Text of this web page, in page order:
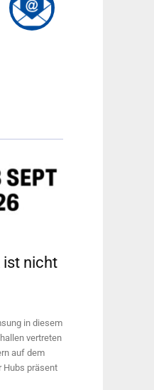
ist nicht
in diesem
vertreten
auf dem
Hubs präsent